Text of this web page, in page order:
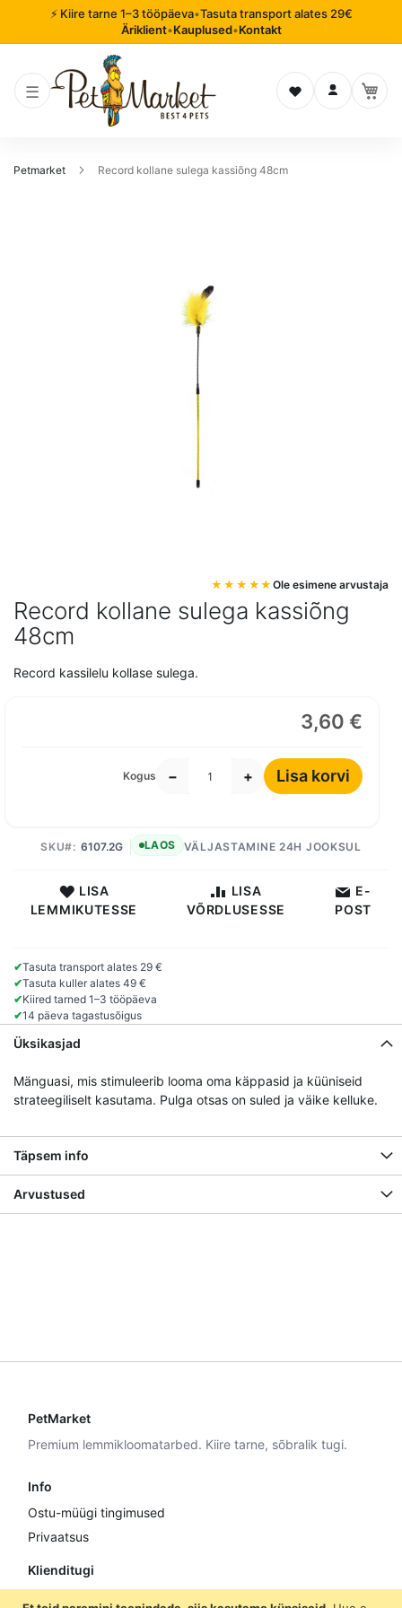
⚡ Kiire tarne 1–3 tööpäeva•Tasuta transport alates 29€
Äriklient•Kauplused•Kontakt
Soovinimekiri
Logi sisse
Petmarket Record kollane sulega kassiõng 48cm
Record kollane sulega kassiõng
48cm
Ole esimene arvustaja
Record kassilelu kollase sulega.
3,60 €
Kogus − + Lisa korvi
VÄLJASTAMINE 24H JOOKSUL
SKU 6107.2G LAOS
LISA
LEMMIKUTESSE
LISA
VÕRDLUSESSE
E-
POST
✔Tasuta transport alates 29 €
✔Tasuta kuller alates 49 €
✔Kiired tarned 1–3 tööpäeva
✔14 päeva tagastusõigus
pildigalerii
algusesse
Üksikasjad
Mänguasi, mis stimuleerib looma oma käppasid ja küüniseid
strateegiliselt kasutama. Pulga otsas on suled ja väike kelluke.
Täpsem info
Arvustused
PetMarket
Premium lemmikloomatarbed. Kiire tarne, sõbralik tugi.
Info
Ostu-müügi tingimused
Privaatsus
Klienditugi